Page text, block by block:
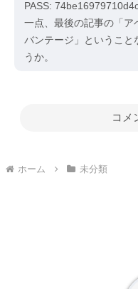
PASS:
一点、最後の記事の「ア
バンテージ」ということ
うか。
コメ
ホーム 未分類